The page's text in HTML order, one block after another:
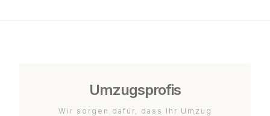
Umzugsprofis
Wir sorgen dafür, dass Ihr Umzug